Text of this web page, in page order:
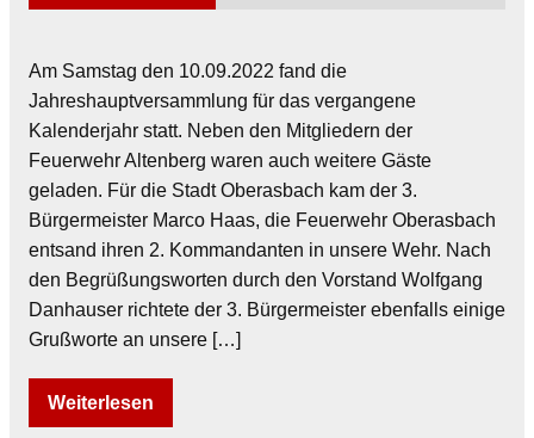
Am Samstag den 10.09.2022 fand die
Jahreshauptversammlung für das vergangene
Kalenderjahr statt. Neben den Mitgliedern der
Feuerwehr Altenberg waren auch weitere Gäste
geladen. Für die Stadt Oberasbach kam der 3.
Bürgermeister Marco Haas, die Feuerwehr Oberasbach
entsand ihren 2. Kommandanten in unsere Wehr. Nach
den Begrüßungsworten durch den Vorstand Wolfgang
Danhauser richtete der 3. Bürgermeister ebenfalls einige
Grußworte an unsere […]
Weiterlesen